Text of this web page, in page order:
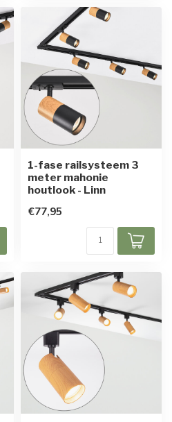
1-fase railsysteem 3
meter mahonie
houtlook - Linn
€77,95